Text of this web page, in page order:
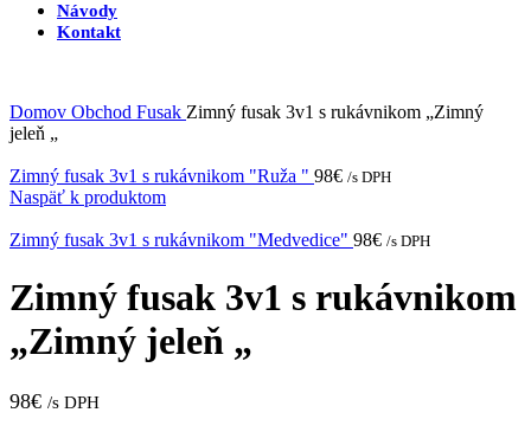
Návody
Kontakt
Domov Obchod Fusak Zimný fusak 3v1 s rukávnikom „Zimný
jeleň „
Zimný fusak 3v1 s rukávnikom "Ruža " 98€ /s DPH
Naspäť k produktom
Zimný fusak 3v1 s rukávnikom "Medvedice" 98€ /s DPH
Zimný fusak 3v1 s rukávnikom
„Zimný jeleň „
98€ /s DPH